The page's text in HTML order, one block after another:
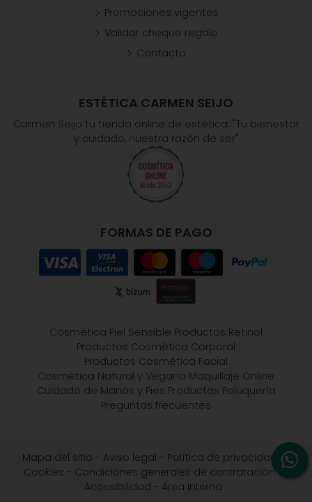
ESTÉTICA CARMEN SEIJO
Carmen Seijo tu tienda online de estética: "Tu bienestar
y cuidado, nuestra razón de ser"
FORMAS DE PAGO
Promociones vigentes
Validar cheque regalo
Contacto
Cosmética Piel Sensible Productos Retinol
Productos Cosmética Corporal
Productos Cosmética Facial
Cosmética Natural y Vegana Maquillaje Online
Cuidado de Manos y Pies Productos Peluquería
Preguntas frecuentes
Mapa del sitio - Aviso legal - Política de privacidad -
Cookies - Condiciones generales de contratación-
Accesibilidad - Área Interna